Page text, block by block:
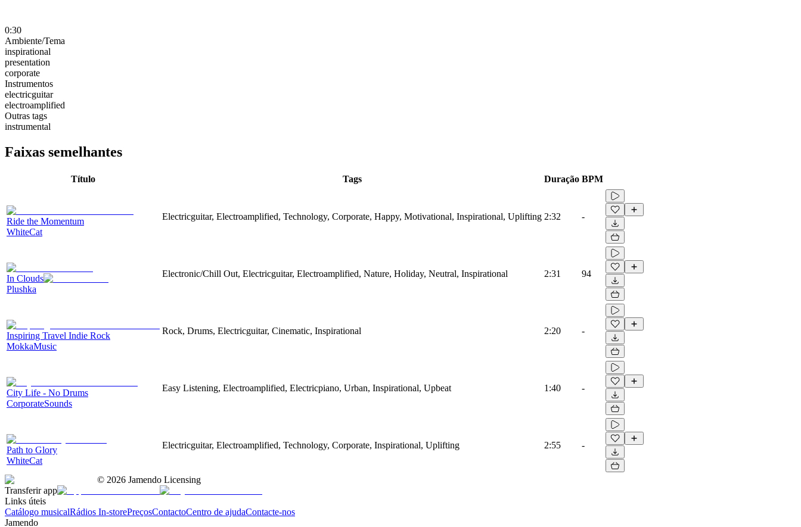
0:30
Ambiente/Tema
inspirational
presentation
corporate
Instrumentos
electricguitar
electroamplified
Outras tags
instrumental
Faixas semelhantes
Título Tags Duração BPM
Ride the Momentum
WhiteCat
Electricguitar, Electroamplified, Technology, Corporate, Happy, Motivational, Inspirational, Uplifting 2:32 -
In Clouds
Plushka
Electronic/Chill Out, Electricguitar, Electroamplified, Nature, Holiday, Neutral, Inspirational 2:31 94
Inspiring Travel Indie Rock
MokkaMusic
Rock, Drums, Electricguitar, Cinematic, Inspirational 2:20 -
City Life - No Drums
CorporateSounds
Easy Listening, Electroamplified, Electricpiano, Urban, Inspirational, Upbeat 1:40 -
Path to Glory
WhiteCat
Electricguitar, Electroamplified, Technology, Corporate, Inspirational, Uplifting 2:55 -
© 2026 Jamendo Licensing
Transferir app
Links úteis
Catálogo musicalRádios In-storePreçosContactoCentro de ajudaContacte-nos
Jamendo